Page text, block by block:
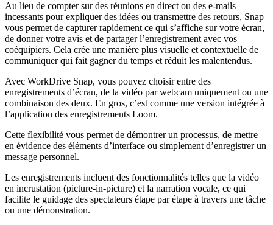
Au lieu de compter sur des réunions en direct ou des e-mails
incessants pour expliquer des idées ou transmettre des retours, Snap
vous permet de capturer rapidement ce qui s’affiche sur votre écran,
de donner votre avis et de partager l’enregistrement avec vos
coéquipiers. Cela crée une manière plus visuelle et contextuelle de
communiquer qui fait gagner du temps et réduit les malentendus.
Avec WorkDrive Snap, vous pouvez choisir entre des
enregistrements d’écran, de la vidéo par webcam uniquement ou une
combinaison des deux. En gros, c’est comme une version intégrée à
l’application des enregistrements Loom.
Cette flexibilité vous permet de démontrer un processus, de mettre
en évidence des éléments d’interface ou simplement d’enregistrer un
message personnel.
Les enregistrements incluent des fonctionnalités telles que la vidéo
en incrustation (picture-in-picture) et la narration vocale, ce qui
facilite le guidage des spectateurs étape par étape à travers une tâche
ou une démonstration.